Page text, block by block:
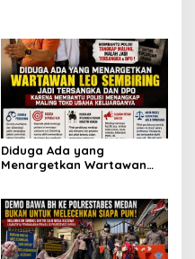
Diduga Ada yang
Menargetkan Wartawan
Membantu Polisi
Menangkap Maling di Toko
Usaha Keluarganya